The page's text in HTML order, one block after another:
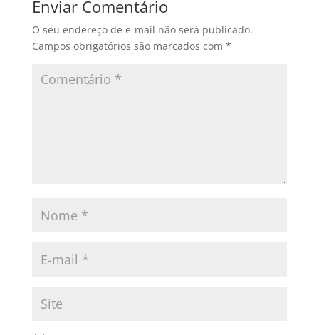
Enviar Comentário
O seu endereço de e-mail não será publicado.
Campos obrigatórios são marcados com *